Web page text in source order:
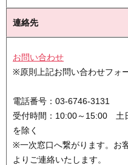
連絡先
お問い合わせ
※原則上記お問い合わせフォ
電話番号：03-6746-3131
受付時間：10:00～15:00 土
を除く
※一次窓口へ繋がります。お
よりご連絡いたします。